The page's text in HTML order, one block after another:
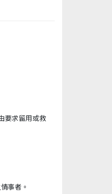
要求留用或救
事者。